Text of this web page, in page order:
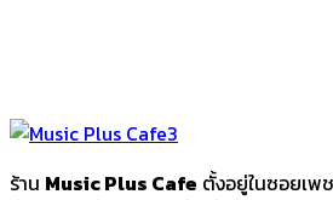
ร้าน Music Plus Cafe ตั้งอยู่ในซอยเพ